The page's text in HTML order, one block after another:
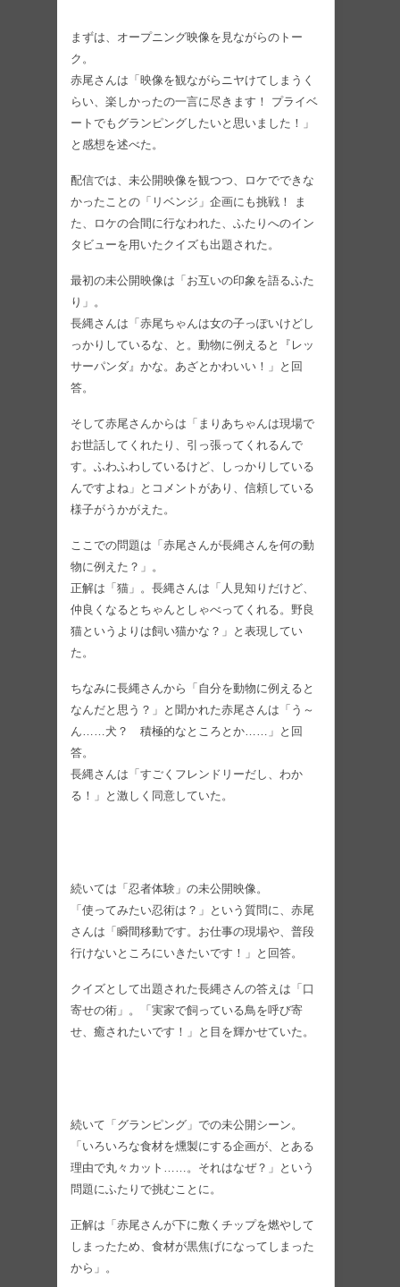
まずは、オープニング映像を見ながらのトー
ク。
赤尾さんは「映像を観ながらニヤけてしまうく
らい、楽しかったの一言に尽きます！ プライベ
ートでもグランピングしたいと思いました！」
と感想を述べた。
配信では、未公開映像を観つつ、ロケでできな
かったことの「リベンジ」企画にも挑戦！ ま
た、ロケの合間に行なわれた、ふたりへのイン
タビューを用いたクイズも出題された。
最初の未公開映像は「お互いの印象を語るふた
り」。
長縄さんは「赤尾ちゃんは女の子っぽいけどし
っかりしているな、と。動物に例えると『レッ
サーパンダ』かな。あざとかわいい！」と回
答。
そして赤尾さんからは「まりあちゃんは現場で
お世話してくれたり、引っ張ってくれるんで
す。ふわふわしているけど、しっかりしている
んですよね」とコメントがあり、信頼している
様子がうかがえた。
ここでの問題は「赤尾さんが長縄さんを何の動
物に例えた？」。
正解は「猫」。長縄さんは「人見知りだけど、
仲良くなるとちゃんとしゃべってくれる。野良
猫というよりは飼い猫かな？」と表現してい
た。
ちなみに長縄さんから「自分を動物に例えると
なんだと思う？」と聞かれた赤尾さんは「う～
ん……犬？ 積極的なところとか……」と回
答。
長縄さんは「すごくフレンドリーだし、わか
る！」と激しく同意していた。
続いては「忍者体験」の未公開映像。
「使ってみたい忍術は？」という質問に、赤尾
さんは「瞬間移動です。お仕事の現場や、普段
行けないところにいきたいです！」と回答。
クイズとして出題された長縄さんの答えは「口
寄せの術」。「実家で飼っている鳥を呼び寄
せ、癒されたいです！」と目を輝かせていた。
続いて「グランピング」での未公開シーン。
「いろいろな食材を燻製にする企画が、とある
理由で丸々カット……。それはなぜ？」という
問題にふたりで挑むことに。
正解は「赤尾さんが下に敷くチップを燃やして
しまったため、食材が黒焦げになってしまった
から」。